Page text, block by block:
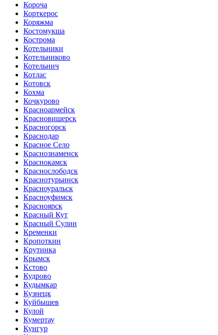
Короча
Корткерос
Коряжма
Костомукша
Кострома
Котельники
Котельниково
Котельнич
Котлас
Котовск
Кохма
Кочкурово
Красноармейск
Красновишерск
Красногорск
Краснодар
Красное Село
Краснознаменск
Краснокамск
Краснослободск
Краснотурьинск
Красноуральск
Красноуфимск
Красноярск
Красный Кут
Красный Сулин
Кременки
Кропоткин
Крутинка
Крымск
Кстово
Кудрово
Кудымкар
Кузнецк
Куйбышев
Кулой
Кумертау
Кунгур